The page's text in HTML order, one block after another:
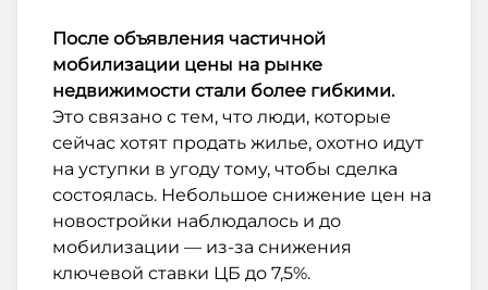
После объявления частичной
мобилизации цены на рынке
недвижимости стали более гибкими.
Это связано с тем, что люди, которые
сейчас хотят продать жилье, охотно идут
на уступки в угоду тому, чтобы сделка
состоялась. Небольшое снижение цен на
новостройки наблюдалось и до
мобилизации — из-за снижения
ключевой ставки ЦБ до 7,5%.